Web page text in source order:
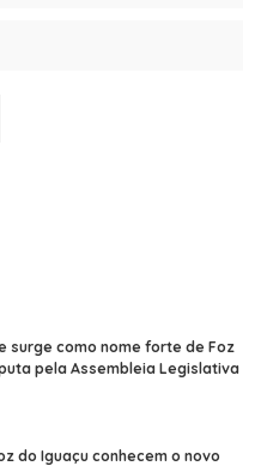
surge como nome forte de Foz
pela Assembleia Legislativa
do Iguaçu conhecem o novo